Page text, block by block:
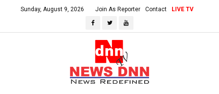
Sunday, August 9, 2026 Join As Reporter Contact LIVE TV